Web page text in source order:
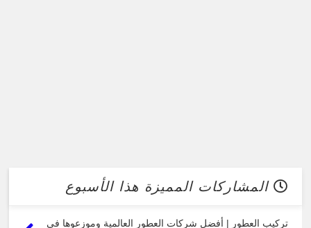
المشاركات المميزة هذا الأسبوع
تركيب العطور | أفضل شركات العطور العالمية وموزعوها في